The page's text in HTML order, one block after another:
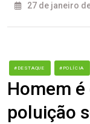
27 de janeiro
#DESTAQUE #POLÍCIA
Homem
poluição